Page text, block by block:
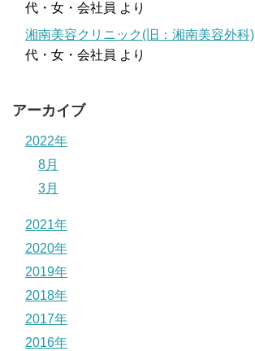
代・女・会社員 より
湘南美容クリニック(旧：湘南美容外科)
代・女・会社員 より
アーカイブ
2022年
8月
3月
2021年
2020年
2019年
2018年
2017年
2016年